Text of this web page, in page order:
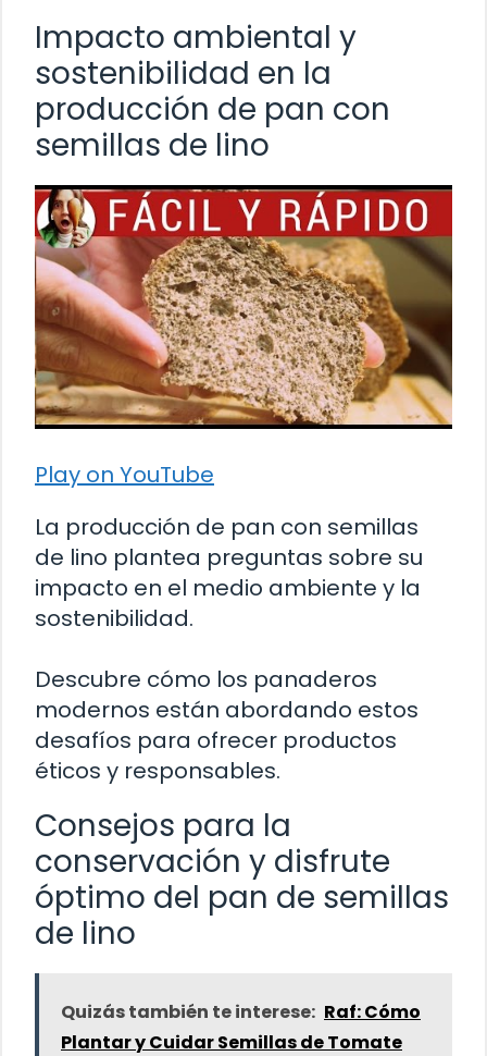
Impacto ambiental y
sostenibilidad en la
producción de pan con
semillas de lino
Play on YouTube
La producción de pan con semillas
de lino plantea preguntas sobre su
impacto en el medio ambiente y la
sostenibilidad.
Descubre cómo los panaderos
modernos están abordando estos
desafíos para ofrecer productos
éticos y responsables.
Consejos para la
conservación y disfrute
óptimo del pan de semillas
de lino
Quizás también te interese: Raf: Cómo
Plantar y Cuidar Semillas de Tomate